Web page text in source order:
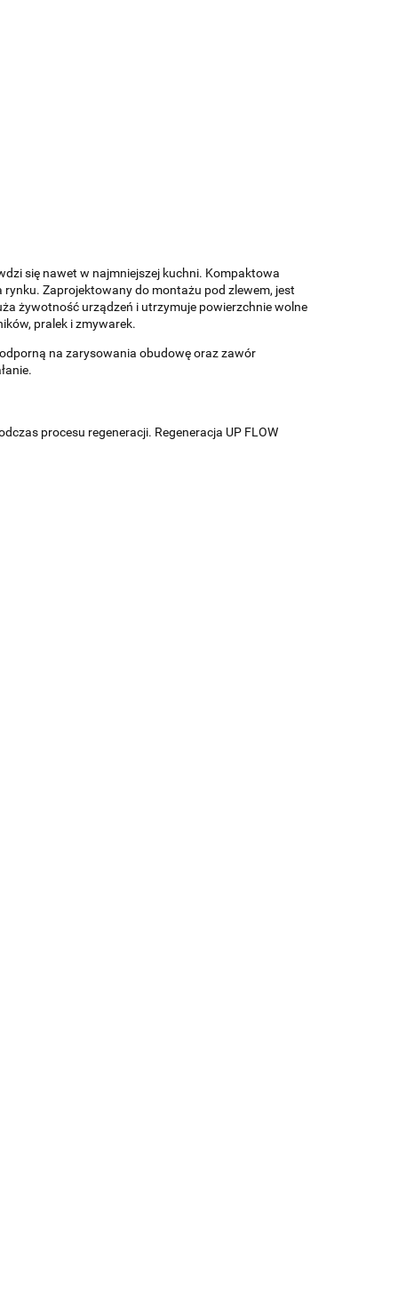
się nawet w najmniejszej kuchni. Kompaktowa
Zaprojektowany do montażu pod zlewem, jest
żywotność urządzeń i utrzymuje powierzchnie wolne
pralek i zmywarek.
na zarysowania obudowę oraz zawór
procesu regeneracji. Regeneracja UP FLOW